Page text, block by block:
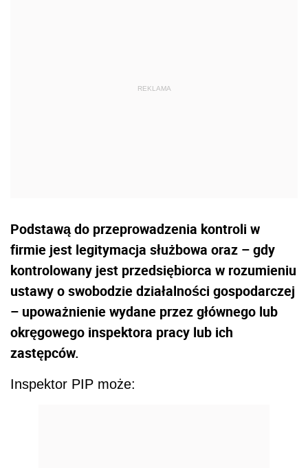
Podstawą do przeprowadzenia kontroli w
firmie jest legitymacja służbowa oraz – gdy
kontrolowany jest przedsiębiorca w rozumieniu
ustawy o swobodzie działalności gospodarczej
– upoważnienie wydane przez głównego lub
okręgowego inspektora pracy lub ich
zastępców.
Inspektor PIP może: